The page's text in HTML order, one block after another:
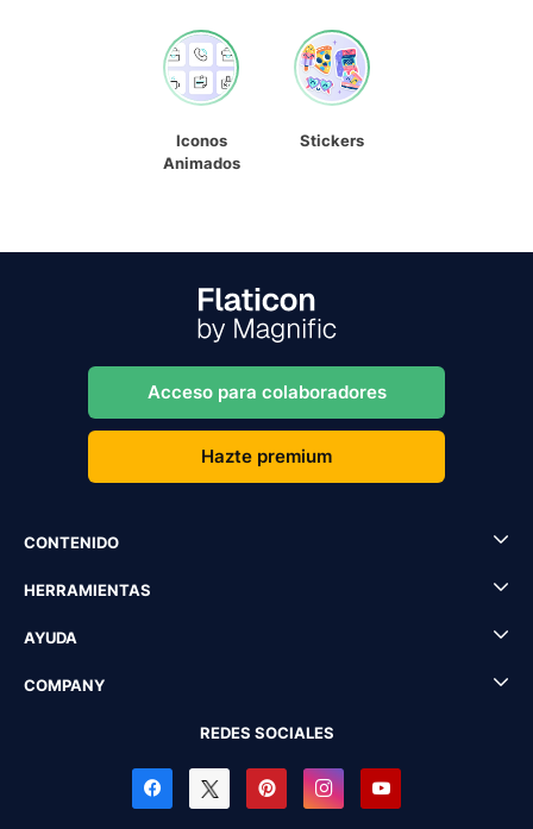
Iconos
Animados
Stickers
Acceso para colaboradores
Hazte premium
CONTENIDO
HERRAMIENTAS
AYUDA
COMPANY
REDES SOCIALES